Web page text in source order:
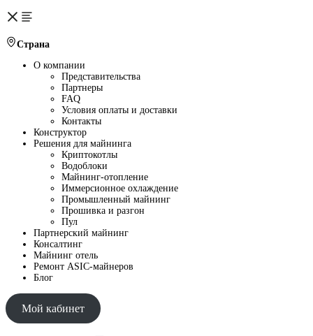
Страна
О компании
Представительства
Партнеры
FAQ
Условия оплаты и доставки
Контакты
Конструктор
Решения для майнинга
Криптокотлы
Водоблоки
Майнинг-отопление
Иммерсионное охлаждение
Промышленный майнинг
Прошивка и разгон
Пул
Партнерский майнинг
Консалтинг
Майнинг отель
Ремонт ASIC-майнеров
Блог
Мой кабинет